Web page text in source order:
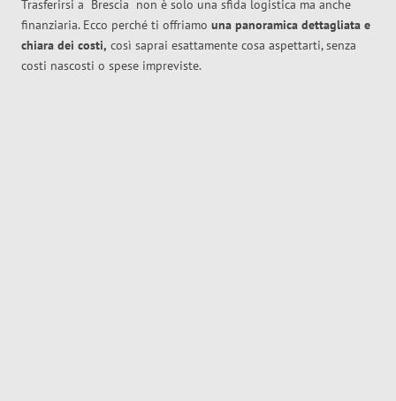
Trasferirsi a Brescia non è solo una sfida logistica ma anche
finanziaria. Ecco perché ti offriamo una panoramica dettagliata e
chiara dei costi, così saprai esattamente cosa aspettarti, senza
costi nascosti o spese impreviste.